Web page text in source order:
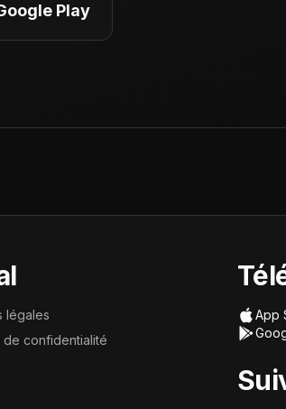
Play
légales
de confidentialité
App